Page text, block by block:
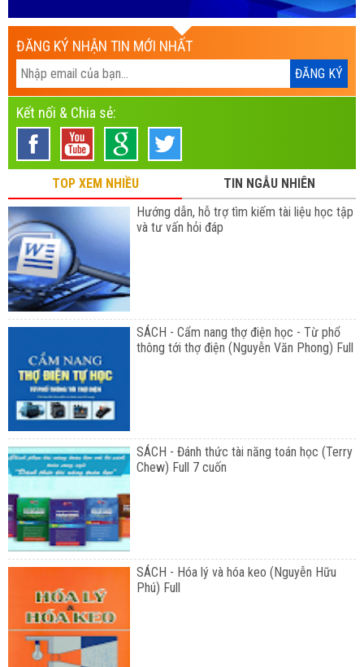
ĐĂNG KÝ NHẬN TIN MỚI NHẤT
Kết nối & Chia sẻ:
TOP XEM NHIỀU
TIN NGẪU NHIÊN
Hướng dẫn, hỗ trợ tìm kiếm tài liệu học tập
và tư vấn hỏi đáp
SÁCH - Cẩm nang thợ điện học - Từ phổ
thông tới thợ điện (Nguyễn Văn Phong) Full
SÁCH - Đánh thức tài năng toán học (Terry
Chew) Full 7 cuốn
SÁCH - Hóa lý và hóa keo (Nguyễn Hữu
Phú) Full